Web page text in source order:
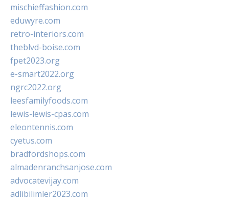
mischieffashion.com
eduwyre.com
retro-interiors.com
theblvd-boise.com
fpet2023.org
e-smart2022.org
ngrc2022.org
leesfamilyfoods.com
lewis-lewis-cpas.com
eleontennis.com
cyetus.com
bradfordshops.com
almadenranchsanjose.com
advocatevijay.com
adlibilimler2023.com